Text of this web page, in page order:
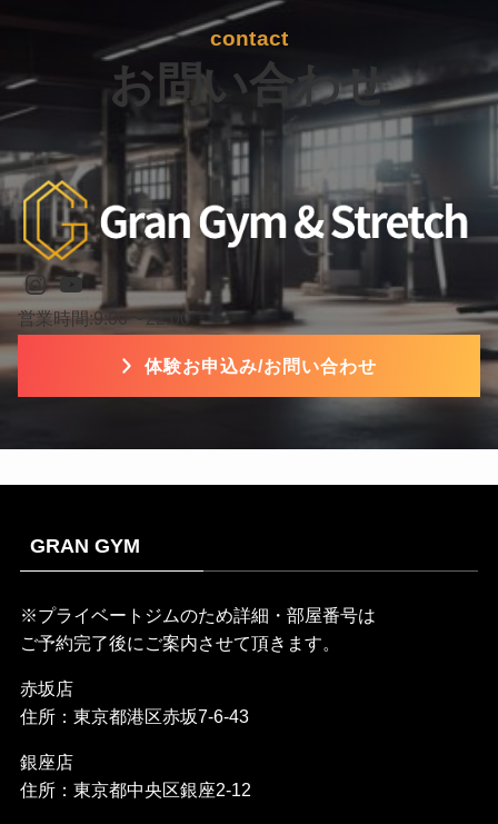
contact
お問い合わせ
Instagram
YouTube
営業時間:9:00〜22:00
体験お申込み/お問い合わせ
GRAN GYM
※プライベートジムのため詳細・部屋番号は
ご予約完了後にご案内させて頂きます。
赤坂店
住所：東京都港区赤坂7-6-43
銀座店
住所：東京都中央区銀座2-12